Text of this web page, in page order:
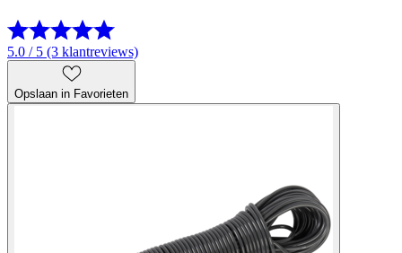
5.0 / 5 (3 klantreviews)
Opslaan in Favorieten